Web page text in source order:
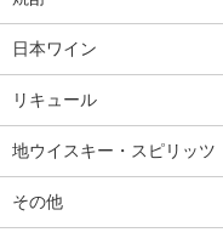
日本ワイン
リキュール
地ウイスキー・スピリッツ
その他